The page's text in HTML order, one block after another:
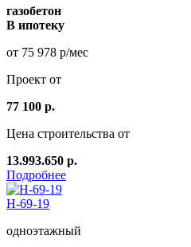
газобетон
В ипотеку
от 75 978 р/мес
Проект от
77 100 р.
Цена строительства от
13.993.650 р.
Подробнее
Н-69-19
одноэтажный